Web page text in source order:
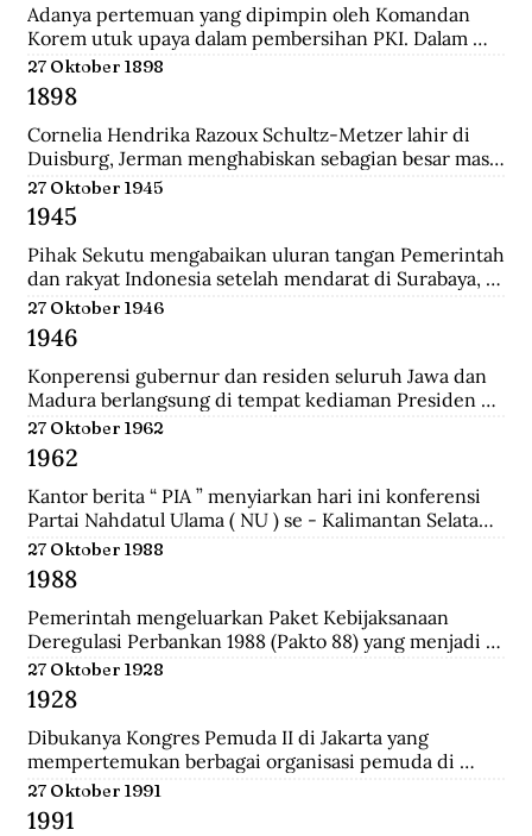
Adanya pertemuan yang dipimpin oleh Komandan
Korem utuk upaya dalam pembersihan PKI. Dalam
pertemuan ini mengubah jumlah wakil dari kedua
golongan yakni 27 dari Golongan Politik dan 21 dari
Golongan Karya.
27 Oktober 1898
1898
Cornelia Hendrika Razoux Schultz-Metzer lahir di
Duisburg, Jerman menghabiskan sebagian besar masa
kecilnya di Arnhem. Dia mengenyam pendidikan di
Kweekschool untuk menjadi guru. Keputusan
Pemerintah Kolonial untuk mengangkat Cornelia
sebagai anggota Dewan Rakyat memancing protes
para perempuan Indonesia.  Para perempuan
menginginkan seorang wakil perempuan Indonesia di
Volksraad. Tapi alih-alih memilih perempuan
Indonesia, pemerintah Belanda menunjuk seorang
perempuan Belanda yang aktif di organisasi
perempuan sayap IEV.
27 Oktober 1945
1945
Pihak Sekutu mengabaikan uluran tangan Pemerintah
dan rakyat Indonesia setelah mendarat di Surabaya,
dan menyerbu penjara Republik untuk membebaskan
perwira-perwira Sekutu dan pegawai RAPWI (Relief
of Allied Prisoners of War and Internees) yang
ditawan Republik.
27 Oktober 1946
1946
Konperensi gubernur dan residen seluruh Jawa dan
Madura berlangsung di tempat kediaman Presiden
Sukarno hari ini di Yogyakarta. Konperensi
membicarakan masalah kerjasama yang lebih erat
antara pemerintah dan pihak swasta.a setelah
mendarat di Surabaya, dan menyerbu penjara
Republik untuk membebaskan perwira-perwira
Sekutu dan pegawai RAPWI (Relief of Allied Prisoners
of War and Internees) yang ditawan Republik.
27 Oktober 1962
1962
Kantor berita “ PIA ” menyiarkan hari ini konferensi
Partai Nahdatul Ulama ( NU ) se - Kalimantan Selatan
meminta kepada Presiden Sukarno supaya mengubah
status Keadaan Darurat Militer menjadi Keadaan
Darurat Sipil di Kalsel.
27 Oktober 1988
1988
Pemerintah mengeluarkan Paket Kebijaksanaan
Deregulasi Perbankan 1988 (Pakto 88) yang menjadi
titik balik dari berbagai kebijaksanaan penertiban
perbankan 1971-1972. Salah satu fundamental dalam
dalam Pakto 88 adalah perijinan untuk bank devisa
yang hanya mensyaratkan tingkat kesehatan dan aset
bank telah mencapai minimal Rp. 100 juta.
27 Oktober 1928
1928
Dibukanya Kongres Pemuda II di Jakarta yang
mempertemukan berbagai organisasi pemuda di
seluruh Hindia Belanda. Dari kongres ini melahirkan
Sumpah Pemuda.
27 Oktober 1991
1991